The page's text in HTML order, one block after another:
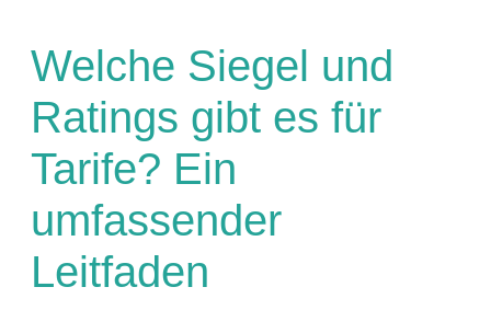
Welche Siegel und
Ratings gibt es für
Tarife? Ein
umfassender
Leitfaden